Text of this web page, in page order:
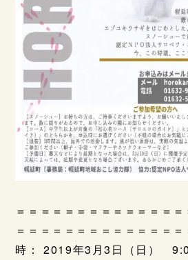
＝＝＝＝＝＝＝＝＝＝＝＝＝
＝＝＝＝＝＝＝＝＝＝＝＝＝
時： 2019年3月3日（日）